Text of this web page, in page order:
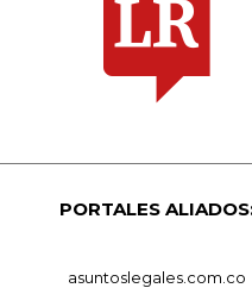
PORTALES
asuntoslegales.com.co